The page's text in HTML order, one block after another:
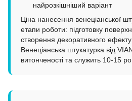
найрозкішніший варіант
Ціна нанесення венеціанської
етапи роботи: підготовку
створення декоративного
Венеціанська штукатурка від
витонченості та служить 10-15